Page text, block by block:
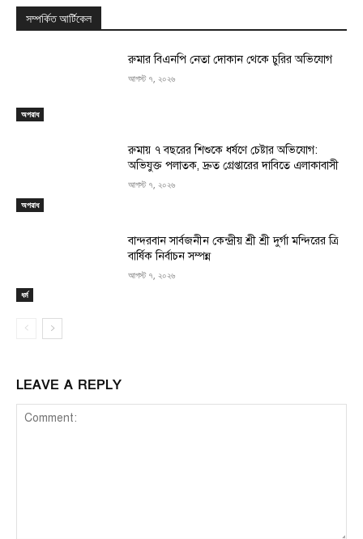
সম্পর্কিত আর্টিকেল
অপরাধ
রুমার বিএনপি নেতা দোকান থেকে চুরির অভিযোগ
আগস্ট ৭, ২০২৬
অপরাধ
রুমায় ৭ বছরের শিশুকে ধর্ষণে চেষ্টার অভিযোগ:
অভিযুক্ত পলাতক, দ্রুত গ্রেপ্তারের দাবিতে এলাকাবাসী
আগস্ট ৭, ২০২৬
ধর্ম
বান্দরবান সার্বজনীন কেন্দ্রীয় শ্রী শ্রী দুর্গা মন্দিরের ত্রি
বার্ষিক নির্বাচন সম্পন্ন
আগস্ট ৭, ২০২৬
LEAVE A REPLY